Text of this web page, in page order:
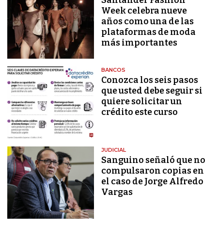
Week celebra nueve
años como una de las
plataformas de moda
más importantes
BANCOS
Conozca los seis pasos
que usted debe seguir si
quiere solicitar un
crédito este curso
JUDICIAL
Sanguino señaló que no
compulsaron copias en
el caso de Jorge Alfredo
Vargas